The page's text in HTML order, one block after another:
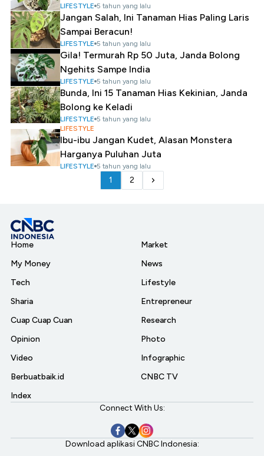
LIFESTYLE 5 tahun yang lalu
Jangan Salah, Ini Tanaman Hias Paling Laris
Sampai Beracun!
LIFESTYLE 5 tahun yang lalu
Gila! Termurah Rp 50 Juta, Janda Bolong
Ngehits Sampe India
LIFESTYLE 5 tahun yang lalu
Bunda, Ini 15 Tanaman Hias Kekinian, Janda
Bolong ke Keladi
LIFESTYLE 5 tahun yang lalu
LIFESTYLE
Ibu-ibu Jangan Kudet, Alasan Monstera
Harganya Puluhan Juta
LIFESTYLE 5 tahun yang lalu
1 2
Home
My Money
Tech
Sharia
Cuap Cuap Cuan
Opinion
Video
Berbuatbaik.id
Index
Market
News
Lifestyle
Entrepreneur
Research
Photo
Infographic
CNBC TV
Connect With Us:
Download aplikasi CNBC Indonesia: